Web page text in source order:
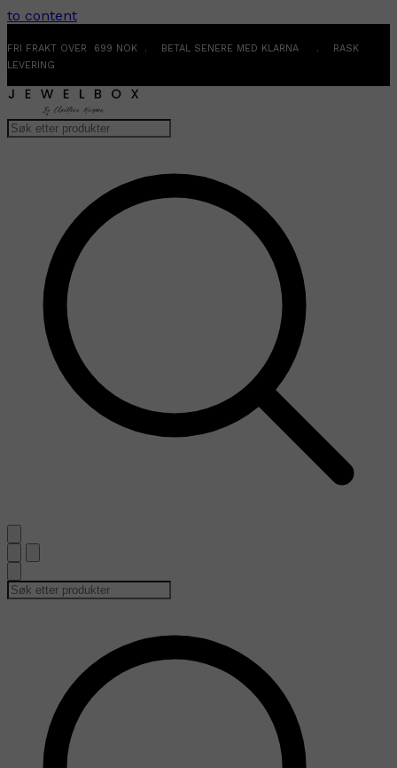
to content
FRI FRAKT OVER 699 NOK . BETAL SENERE MED KLARNA . RASK
LEVERING